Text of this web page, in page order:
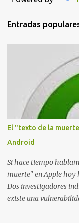
r
u
n
Entradas
El "texto de la
Android
Si hace tiempo
muerte" en Apple hoy
Dos investigadores
existe una